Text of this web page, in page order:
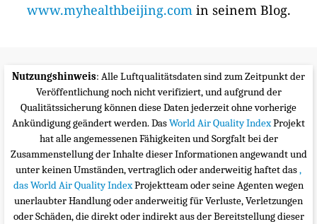
www.myhealthbeijing.comin seinem Blog.
Nutzungshinweis: Alle Luftqualitätsdaten sind zum Zeitpunkt der
Veröffentlichung noch nicht verifiziert, und aufgrund der
Qualitätssicherung können diese Daten jederzeit ohne vorherige
Ankündigung geändert werden. DasWorld Air Quality IndexProjekt
hat alle angemessenen Fähigkeiten und Sorgfalt bei der
Zusammenstellung der Inhalte dieser Informationen angewandt und
unter keinen Umständen, vertraglich oder anderweitig haftet das,
das World Air Quality IndexProjektteam oder seine Agenten wegen
unerlaubter Handlung oder anderweitig für Verluste, Verletzungen
oder Schäden, die direkt oder indirekt aus der Bereitstellung dieser